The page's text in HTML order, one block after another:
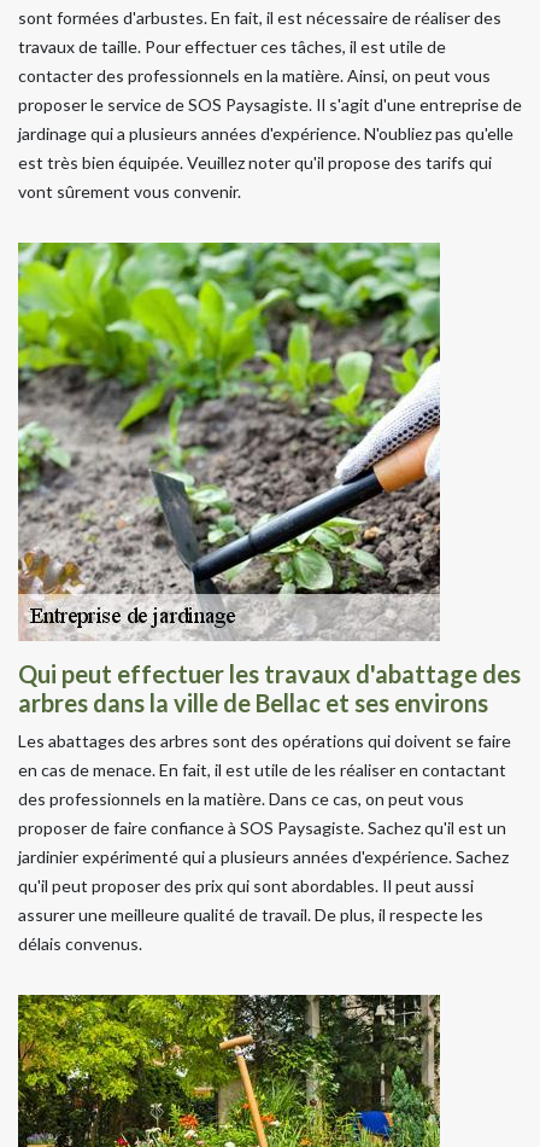
sont formées d'arbustes. En fait, il est nécessaire de réaliser des
travaux de taille. Pour effectuer ces tâches, il est utile de
contacter des professionnels en la matière. Ainsi, on peut vous
proposer le service de SOS Paysagiste. Il s'agit d'une entreprise de
jardinage qui a plusieurs années d'expérience. N'oubliez pas qu'elle
est très bien équipée. Veuillez noter qu'il propose des tarifs qui
vont sûrement vous convenir.
Qui peut effectuer les travaux d'abattage des
arbres dans la ville de Bellac et ses environs
Les abattages des arbres sont des opérations qui doivent se faire
en cas de menace. En fait, il est utile de les réaliser en contactant
des professionnels en la matière. Dans ce cas, on peut vous
proposer de faire confiance à SOS Paysagiste. Sachez qu'il est un
jardinier expérimenté qui a plusieurs années d'expérience. Sachez
qu'il peut proposer des prix qui sont abordables. Il peut aussi
assurer une meilleure qualité de travail. De plus, il respecte les
délais convenus.